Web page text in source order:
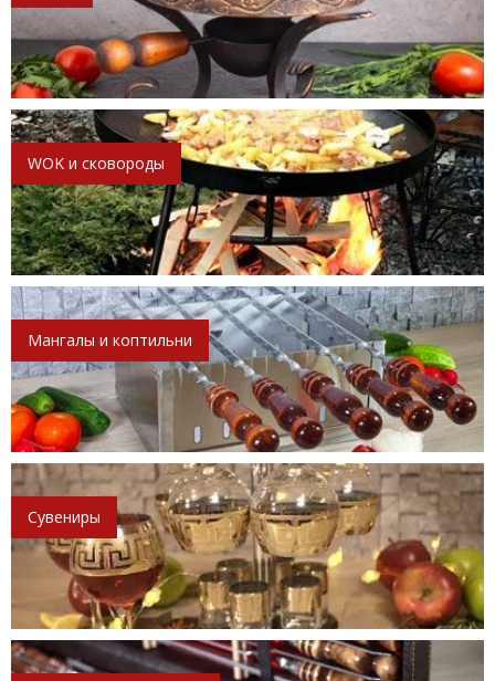
WOK и сковороды
Мангалы и коптильни
Сувениры